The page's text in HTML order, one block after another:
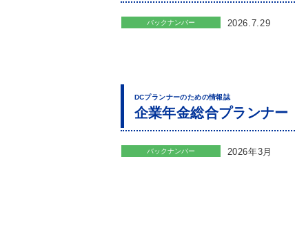
バックナンバー 2026.7.29
DCプランナーのための情報誌
企業年金総合プランナー
バックナンバー 2026年3月